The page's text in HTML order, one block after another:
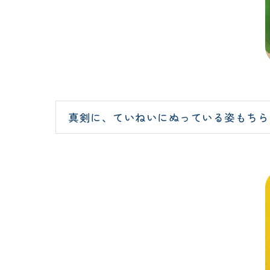
真剣に、ていねいにぬっている姿もち